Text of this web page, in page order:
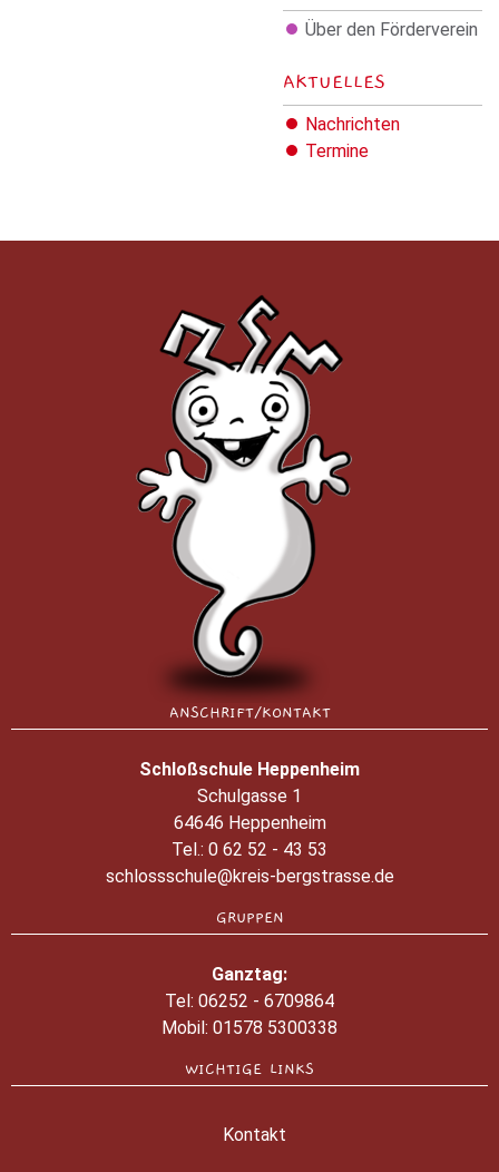
Über den Förderverein
AKTUELLES
Nachrichten
Termine
ANSCHRIFT/KONTAKT
Schloßschule Heppenheim
Schulgasse 1
64646 Heppenheim
Tel.: 0 62 52 - 43 53
schlossschule@kreis-bergstrasse.de
GRUPPEN
Ganztag:
Tel: 06252 - 6709864
Mobil: 01578 5300338
WICHTIGE LINKS
Kontakt